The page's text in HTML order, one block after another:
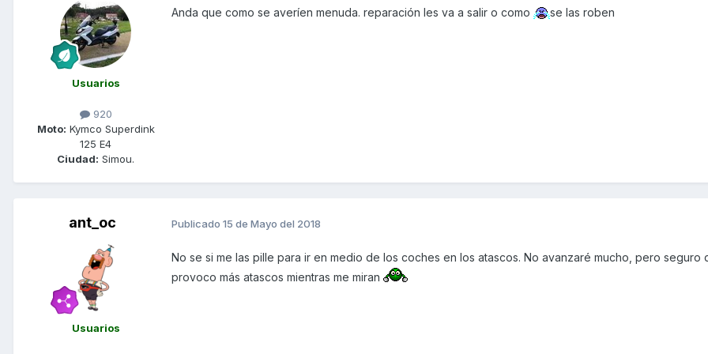
Usuarios
920
Moto: Kymco Superdink
125 E4
Ciudad: Simou.
Anda que como se averíen menuda. reparación les va a salir o como se las roben
ant_oc
Usuarios
Publicado 15 de Mayo del 2018
No se si me las pille para ir en medio de los coches en los atascos. No avanzaré mucho, pero seguro
provoco más atascos mientras me miran